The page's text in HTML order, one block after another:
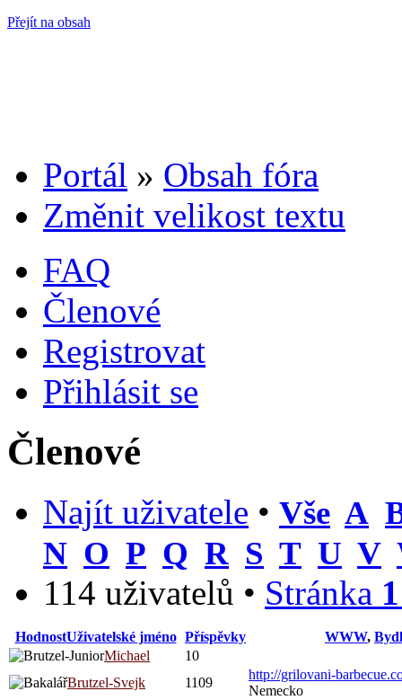
Přejít na obsah
Portál » Obsah fóra
Změnit velikost textu
FAQ
Členové
Registrovat
Přihlásit se
Členové
Najít uživatele • Vše A
N O P Q R S T U V
114 uživatelů • Stránka 1
HodnostUživatelské jméno Příspěvky WWW,
Michael
10
Brutzel-Svejk
1109
http://grilovani-
Nemecko